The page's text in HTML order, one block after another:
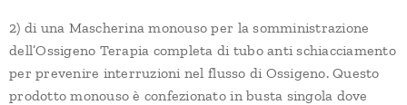
2) di una Mascherina monouso per la somministrazione
dell’Ossigeno Terapia completa di tubo anti schiacciamento
per prevenire interruzioni nel flusso di Ossigeno. Questo
prodotto monouso è confezionato in busta singola dove